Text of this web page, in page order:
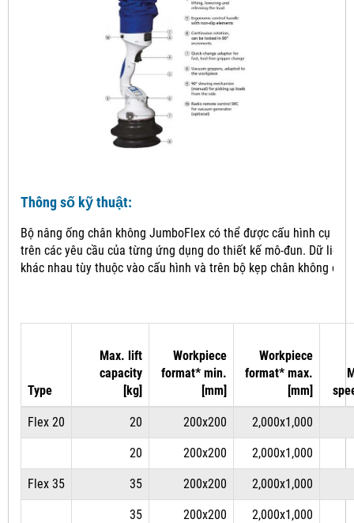
Thông số kỹ thuật:
Bộ nâng ống chân không JumboFlex có thể được cấu hình cụ thể
trên các yêu cầu của từng ứng dụng do thiết kế mô-đun. Dữ liệu
khác nhau tùy thuộc vào cấu hình và trên bộ kẹp chân không
Type
Max. lift
capacity
[kg]
Workpiece
format* min.
[mm]
Workpiece
format* max.
[mm]
Flex 20 20 200x200 2,000x1,000
20 200x200 2,000x1,000
Flex 35 35 200x200 2,000x1,000
35 200x200 2,000x1,000